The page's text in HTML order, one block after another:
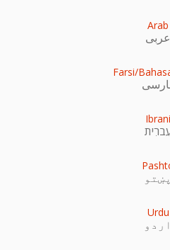
Arab
عربى
Farsi/
Ibrani
پښتو
Urdu
اردو